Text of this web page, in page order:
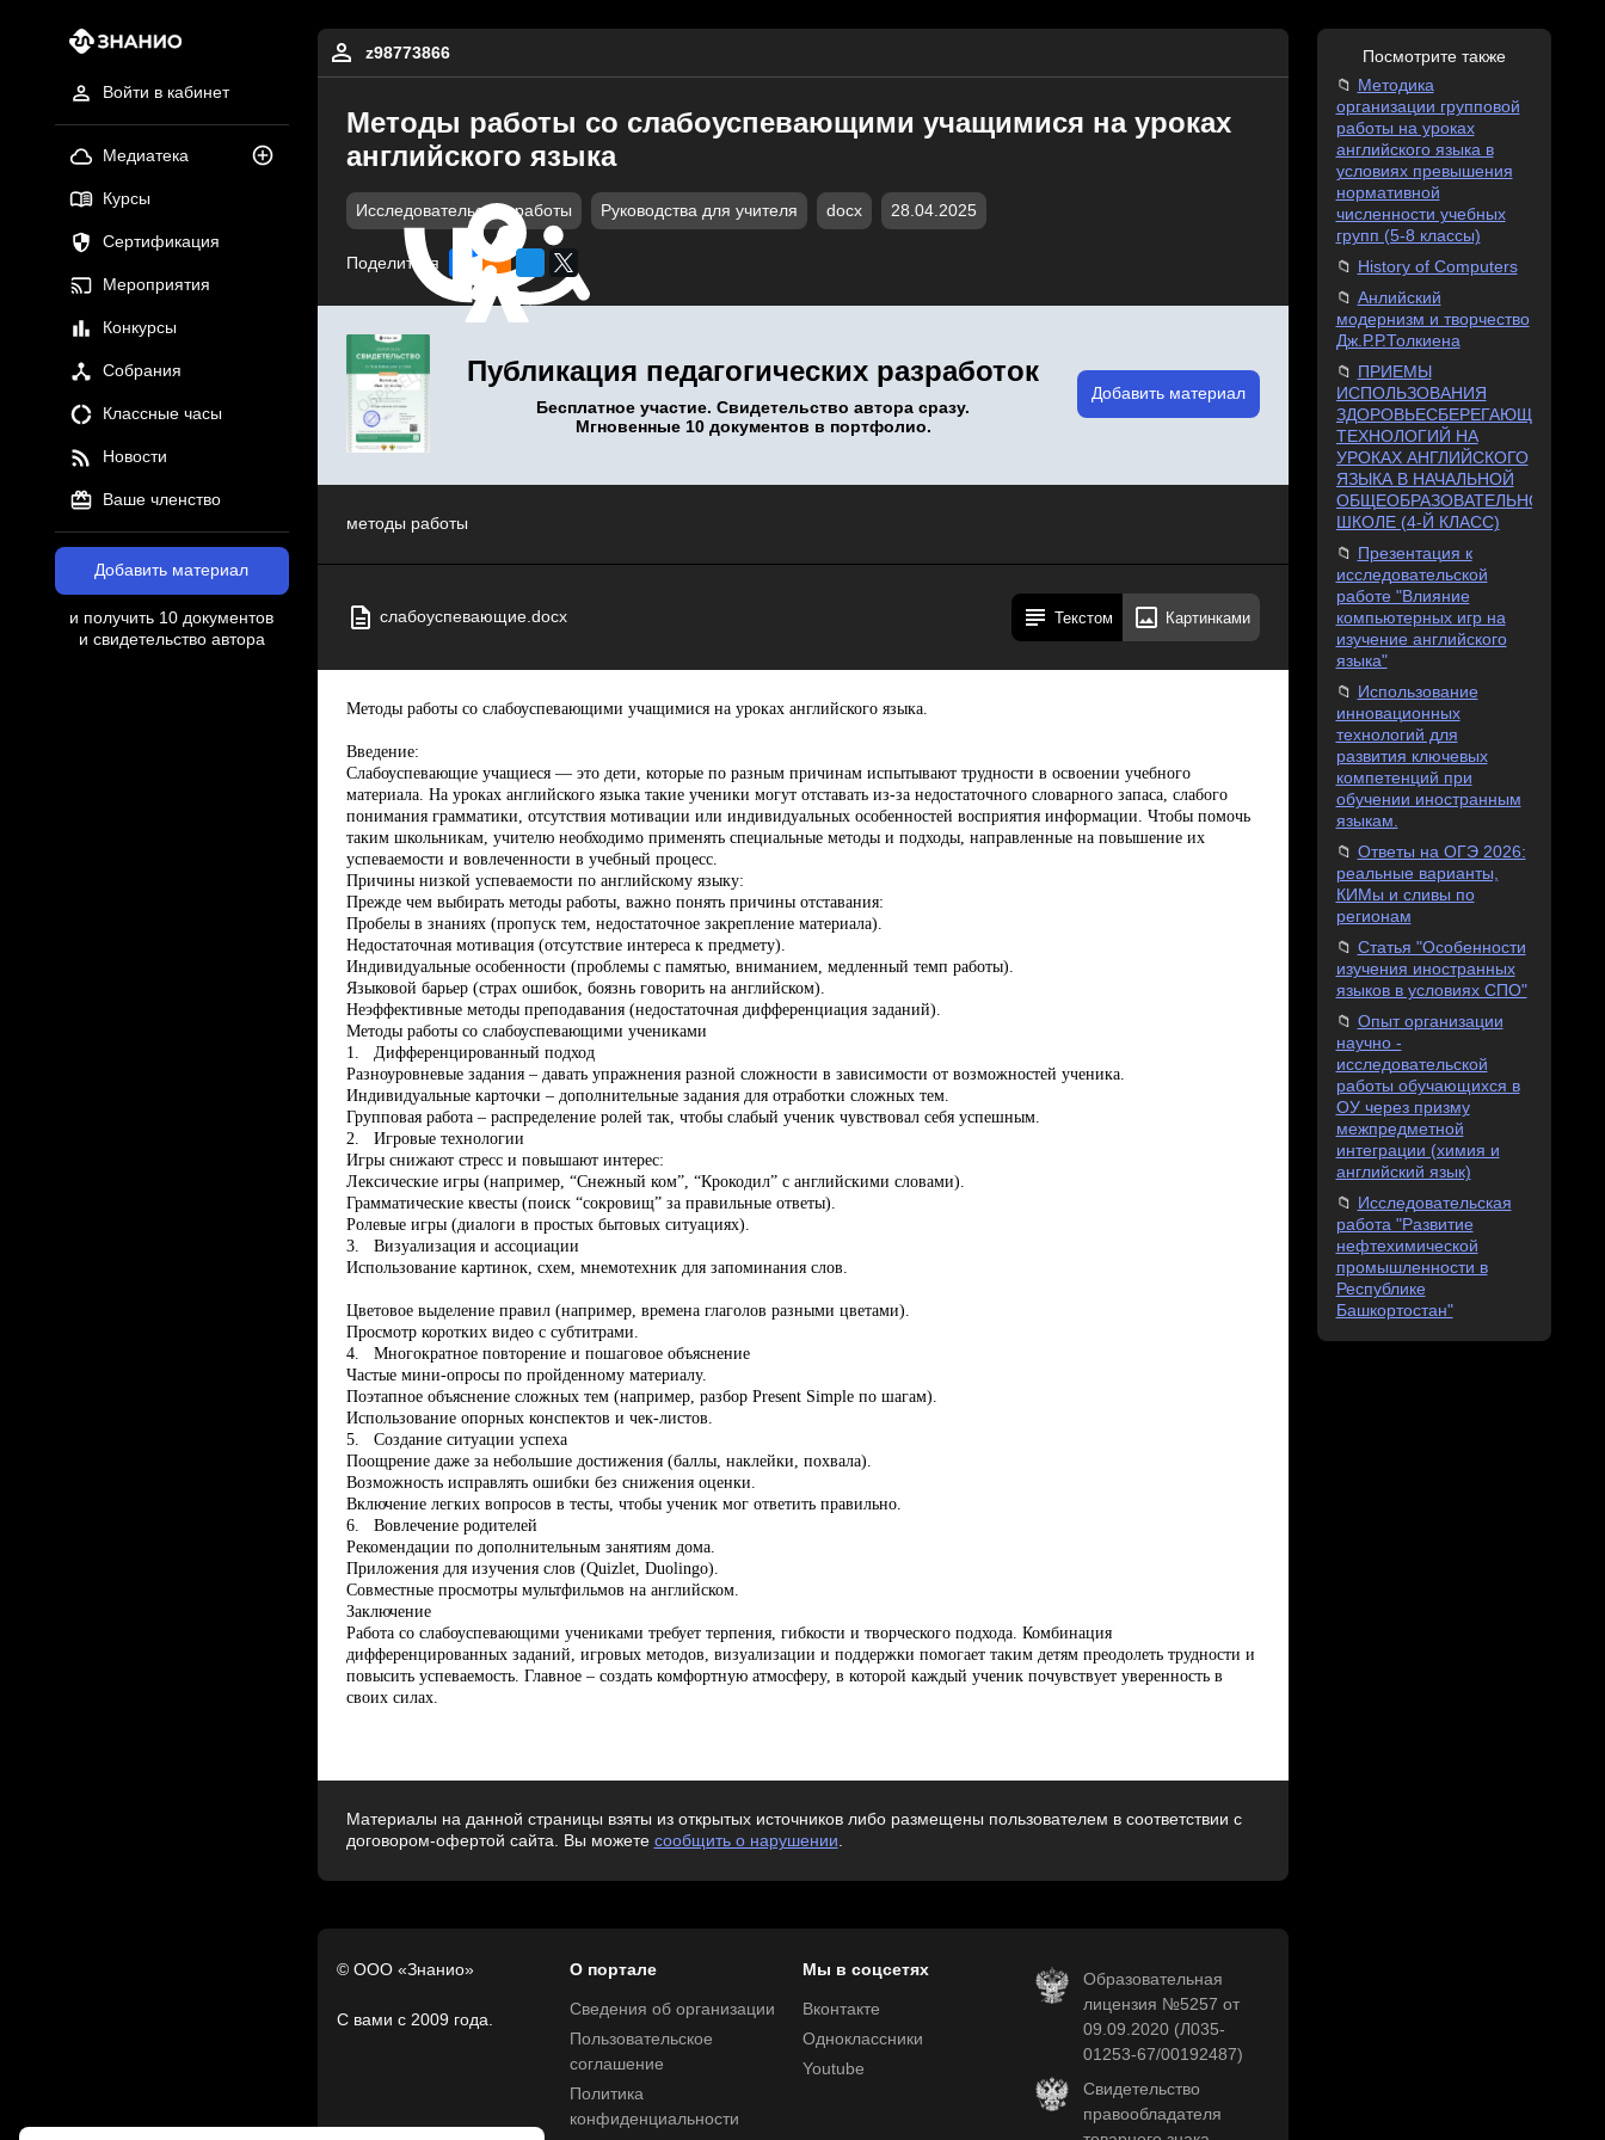
Войти в кабинет
Медиатека
Курсы
Сертификация
Мероприятия
Конкурсы
Собрания
Классные часы
Новости
Ваше членство
Добавить материал
и получить 10 документов
и свидетельство автора
z98773866
Методы работы со слабоуспевающими учащимися на уроках
английского языка
Исследовательские работы Руководства для учителя docx 28.04.2025
Поделиться
Публикация педагогических разработок
Бесплатное участие. Свидетельство автора сразу.
Мгновенные 10 документов в портфолио.
Добавить материал
методы работы
слабоуспевающие.docx Текстом Картинками
Методы работы со слабоуспевающими учащимися на уроках английского языка.
Введение:
Слабоуспевающие учащиеся — это дети, которые по разным причинам испытывают трудности в освоении учебного
материала. На уроках английского языка такие ученики могут отставать из-за недостаточного словарного запаса, слабого
понимания грамматики, отсутствия мотивации или индивидуальных особенностей восприятия информации. Чтобы помочь
таким школьникам, учителю необходимо применять специальные методы и подходы, направленные на повышение их
успеваемости и вовлеченности в учебный процесс.
Причины низкой успеваемости по английскому языку:
Прежде чем выбирать методы работы, важно понять причины отставания:
Пробелы в знаниях (пропуск тем, недостаточное закрепление материала).
Недостаточная мотивация (отсутствие интереса к предмету).
Индивидуальные особенности (проблемы с памятью, вниманием, медленный темп работы).
Языковой барьер (страх ошибок, боязнь говорить на английском).
Неэффективные методы преподавания (недостаточная дифференциация заданий).
Методы работы со слабоуспевающими учениками
1.
Дифференцированный подход
Разноуровневые задания – давать упражнения разной сложности в зависимости от возможностей ученика.
Индивидуальные карточки – дополнительные задания для отработки сложных тем.
Групповая работа – распределение ролей так, чтобы слабый ученик чувствовал себя успешным.
2.
Игровые технологии
Игры снижают стресс и повышают интерес:
Лексические игры (например, “Снежный ком”, “Крокодил” с английскими словами).
Грамматические квесты (поиск “сокровищ” за правильные ответы).
Ролевые игры (диалоги в простых бытовых ситуациях).
3.
Визуализация и ассоциации
Использование картинок, схем, мнемотехник для запоминания слов.
Цветовое выделение правил (например, времена глаголов разными цветами).
Просмотр коротких видео с субтитрами.
4.
Многократное повторение и пошаговое объяснение
Частые мини-опросы по пройденному материалу.
Поэтапное объяснение сложных тем (например, разбор Present Simpleпо шагам).
Использование опорных конспектов и чек-листов.
5.
Создание ситуации успеха
Поощрение даже за небольшие достижения (баллы, наклейки, похвала).
Возможность исправлять ошибки без снижения оценки.
Включение легких вопросов в тесты, чтобы ученик мог ответить правильно.
6.
Вовлечение родителей
Рекомендации по дополнительным занятиям дома.
Приложения для изучения слов (Quizlet, Duolingo).
Совместные просмотры мультфильмов на английском.
Заключение
Работа со слабоуспевающими учениками требует терпения, гибкости и творческого подхода. Комбинация
дифференцированных заданий, игровых методов, визуализации и поддержки помогает таким детям преодолеть трудности и
повысить успеваемость. Главное – создать комфортную атмосферу, в которой каждый ученик почувствует уверенность в
своих силах.
Материалы на данной страницы взяты из открытых источников либо размещены пользователем в соответствии с
договором-офертой сайта. Вы можете сообщить о нарушении.
© ООО «Знанио»
С вами с 2009 года.
О портале
Сведения об организации
Пользовательское
соглашение
Политика
конфиденциальности
Мы в соцсетях
Вконтакте
Одноклассники
Youtube
Образовательная
лицензия №5257 от
09.09.2020 (Л035-
01253-67/00192487)
Свидетельство
правообладателя
Посмотрите также
Методика
организации групповой
работы на уроках
английского языка в
условиях превышения
нормативной
численности учебных
групп (5-8 классы)
History of Computers
Анлийский
модернизм и творчество
Дж.Р.Р.Толкиена
ПРИЕМЫ
ИСПОЛЬЗОВАНИЯ
ЗДОРОВЬЕСБЕРЕГАЮЩИХ
ТЕХНОЛОГИЙ НА
УРОКАХ АНГЛИЙСКОГО
ЯЗЫКА В НАЧАЛЬНОЙ
ОБЩЕОБРАЗОВАТЕЛЬНОЙ
ШКОЛЕ (4-Й КЛАСС)
Презентация к
исследовательской
работе "Влияние
компьютерных игр на
изучение английского
языка"
Использование
инновационных
технологий для
развития ключевых
компетенций при
обучении иностранным
языкам.
Ответы на ОГЭ 2026:
реальные варианты,
КИМы и сливы по
регионам
Статья "Особенности
изучения иностранных
языков в условиях СПО"
Опыт организации
научно -
исследовательской
работы обучающихся в
ОУ через призму
межпредметной
интеграции (химия и
английский язык)
Исследовательская
работа "Развитие
нефтехимической
промышленности в
Республике
Башкортостан"